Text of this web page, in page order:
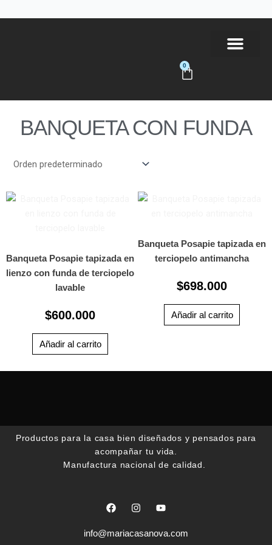
al
0
Carrito
BANQUETA CON FUNDA
Banqueta Posapie tapizada en
lienzo con funda de terciopelo
lavable
$600.000
Añadir al carrito
Banqueta Posapie tapizada en
terciopelo antimancha
$698.000
Añadir al carrito
Productos para la casa bien diseñados y pensados para
acompañar tu vida.
Manufactura nacional de calidad.
F
a
e
I
n
t
Y
o
t
info@mariacasanova.com